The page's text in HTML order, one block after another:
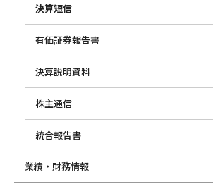
決算短信
有価証券報告書
決算説明資料
株主通信
統合報告書
業績・財務情報